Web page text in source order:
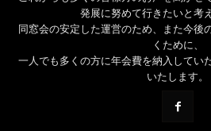
発展に努めて行きたいと考
同窓会の安定した運営のため、また今後
くために、
一人でも多くの方に年会費を納入してい
いたします。